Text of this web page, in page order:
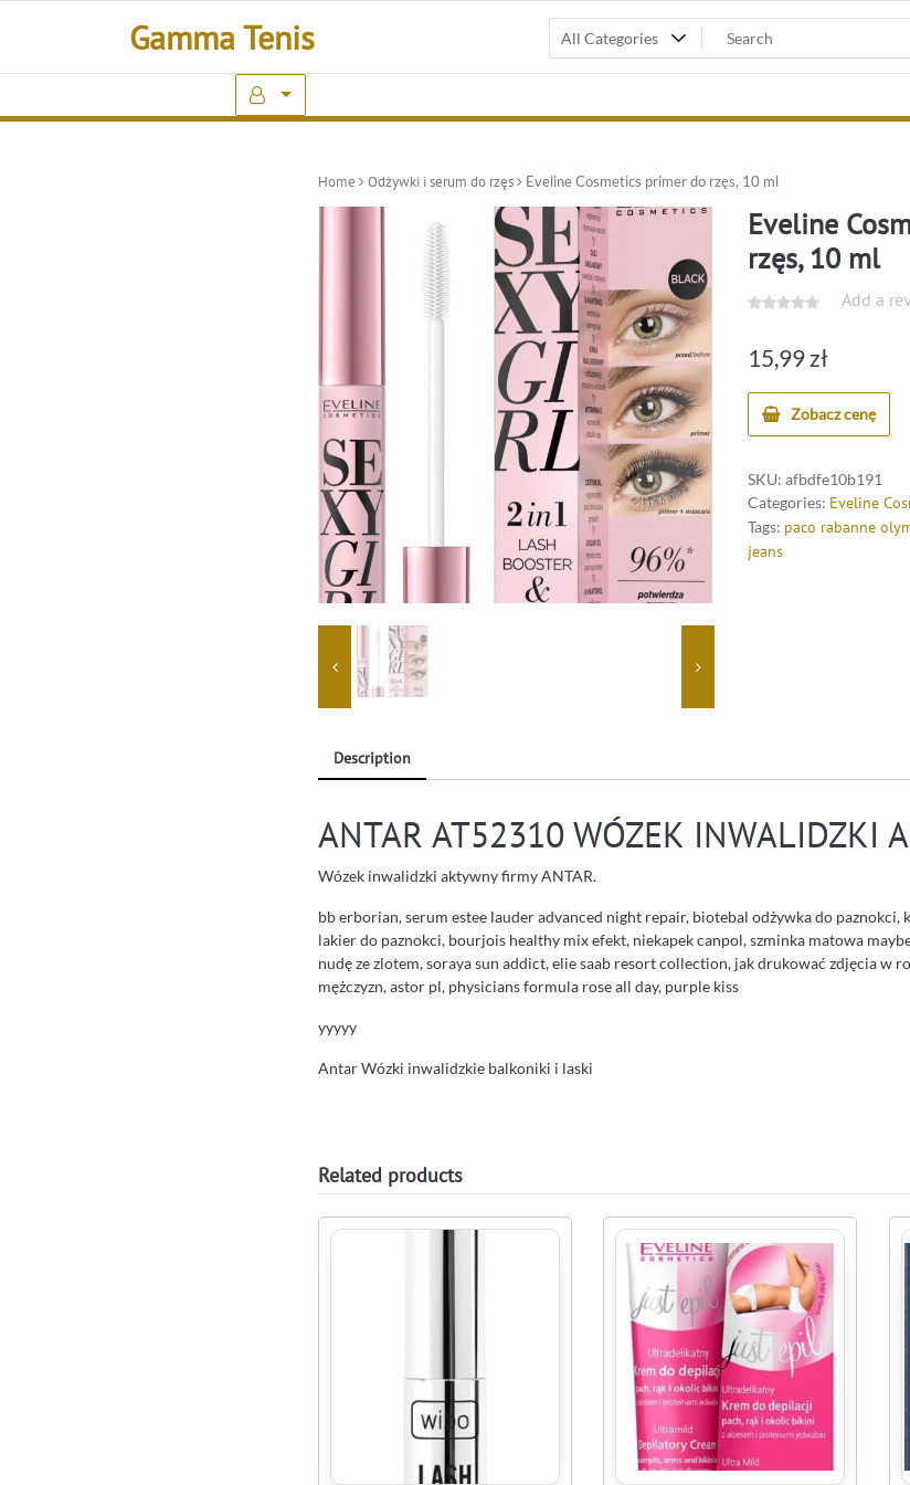
Gamma Tenis
Home Odżywki i serum do rzęs Eveline Cosmetics primer do rzęs, 10 ml
Eveline
rzęs, 10 ml
Add a
15,99 zł
Zobacz cenę
SKU: afbdfe10b191
Categories: Eveline
Tags: paco rabanne
jeans
Description
ANTAR AT52310 WÓZEK INWALIDZKI
Wózek inwalidzki aktywny firmy ANTAR.
bb erborian, serum estee lauder advanced night repair, biotebal odżywka do
lakier do paznokci, bourjois healthy mix efekt, niekapek canpol, szminka matowa
nudę ze zlotem, soraya sun addict, elie saab resort collection, jak drukować zdjęcia w
mężczyzn, astor pl, physicians formula rose all day, purple kiss
yyyyy
Antar Wózki inwalidzkie balkoniki i laski
Related products